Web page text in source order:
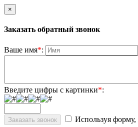
×
Заказать обратный звонок
Ваше имя*:
Введите цифры с картинки*:
Используя форму,